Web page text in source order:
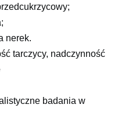
nerek.
tarczycy, nadczynność
badania w